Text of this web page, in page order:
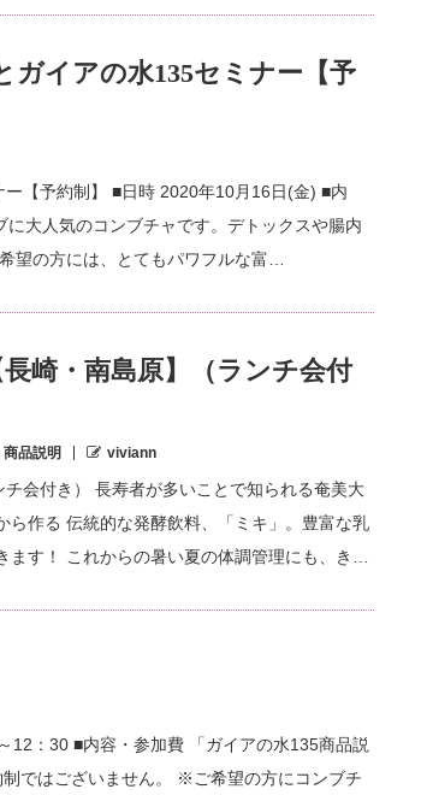
ガイアの水135セミナー【予
ー【予約制】 ■日時 2020年10月16日(金) ■内
大人気のコンブチャです。デトックスや腸内
望の方には、とてもパワフルな富…
崎・南島原】（ランチ会付
商品説明 viviann
会付き） 長寿者が多いことで知られる奄美大
作る 伝統的な発酵飲料、「ミキ」。豊富な乳
す！ これからの暑い夏の体調管理にも、き…
：30 ■内容・参加費 「ガイアの水135商品説
ではございません。 ※ご希望の方にコンブチ